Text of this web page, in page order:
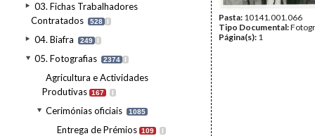
03. Fichas Trabalhadores
Contratados
528 I
04. Biafra 249 I
05. Fotografias 2374 I
Agricultura e Actividades
Produtivas 167 I
Cerimónias oficiais 1085
Entrega de Prémios 109 I
Pasta: 10141.001.066
Tipo Documental:
Página(s): 1